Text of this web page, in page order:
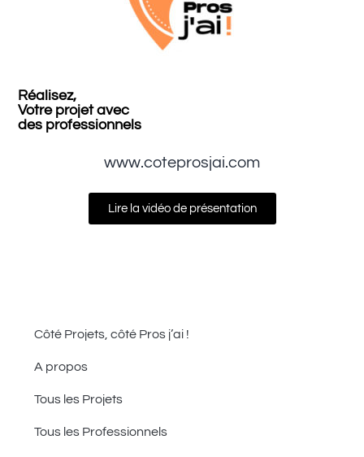
Réalisez,
Votre projet avec
des professionnels
www.coteprosjai.com
Lire la vidéo de présentation
Côté Projets, côté Pros j’ai !
A propos
Tous les Projets
Tous les Professionnels